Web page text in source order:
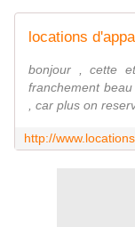
locations
bonjour , cette
franchement
, car plus on